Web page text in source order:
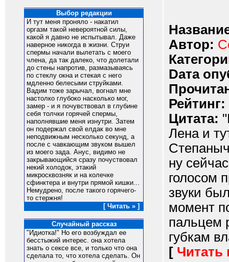
Выбор редакции
И тут меня проняло - накатил
оргазм такой невероятной силы,
какой я давно не испытывал. Даже
наверное никогда в жизни. Струи
спермы начали вылетать с моего
члена, да так далеко, что долетали
до стены напротив, размазываясь
по стеклу окна и стекая с него
мдленно белесыми струйками.
Вадим тоже зарычал, вогнал мне
настолко глубоко насколько мог,
замер - и я почувствовал в глубине
себя толчки горячей спермы,
наполнявшие меня изнутри. Затем
он подержал свой елдак во мне
неподвижным несколько секунд, а
после с чавкающим звуком вышел
из моего зада. Анус, видимо не
закрывающийся сразу почуствовал
некий холодок, этакий
микросквозняк и на колечке
сфинктера и внутри прямой кишки...
Немудрено, после такого горячего-
то стержня!
[ Читать » ]
Случайный рассказ
"Идиотка!" Но его возбуждал ее
бесстыжий интерес. она хотела
знать о сексе все, и только что она
сделала то, что хотела сделать. Он
Автор:
Dата
Рейтинг:
Цитата:
Лена и
ну
голосом
звуки
момент
пальцем
губкам
[ Читать